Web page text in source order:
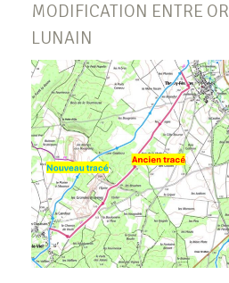
MODIFICATION ENTRE
LUNAIN